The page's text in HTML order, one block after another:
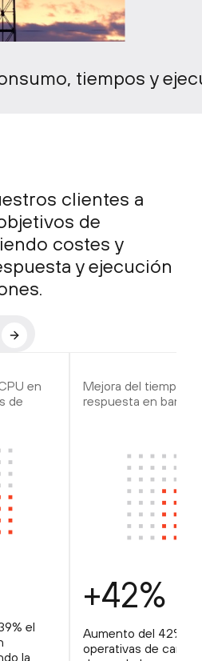
tiempos y
clientes a
de
costes y
y ejecución
en
de
el
la
Mejora del tiempo de
respuesta en banca
+42%
Aumento del 42%
operativas de canal